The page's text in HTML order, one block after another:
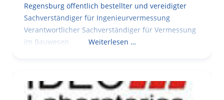
Regensburg öffentlich bestellter und vereidigter
Sachverständiger für Ingenieurvermessung
Verantwortlicher Sachverständiger für Vermessung
im Bauwesen
Weiterlesen …